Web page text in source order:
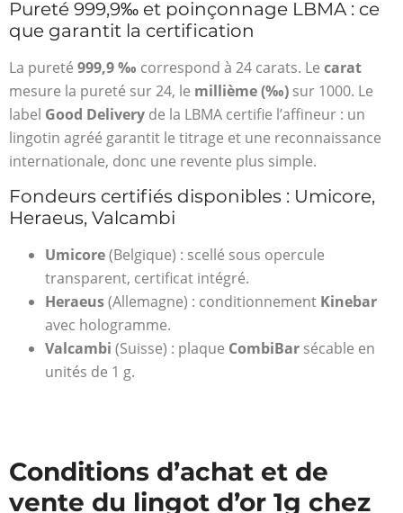
Pureté 999,9‰ et poinçonnage LBMA : ce
que garantit la certification
La pureté 999,9 ‰ correspond à 24 carats. Le carat
mesure la pureté sur 24, le millième (‰) sur 1000. Le
label Good Delivery de la LBMA certifie l’affineur : un
lingotin agréé garantit le titrage et une reconnaissance
internationale, donc une revente plus simple.
Fondeurs certifiés disponibles : Umicore,
Heraeus, Valcambi
Umicore(Belgique) : scellé sous opercule
transparent, certificat intégré.
Heraeus(Allemagne) : conditionnement Kinebar
avec hologramme.
Valcambi (Suisse) : plaque CombiBar sécable en
unités de 1 g.
Conditions d’achat et de
vente du lingot d’or 1g chez